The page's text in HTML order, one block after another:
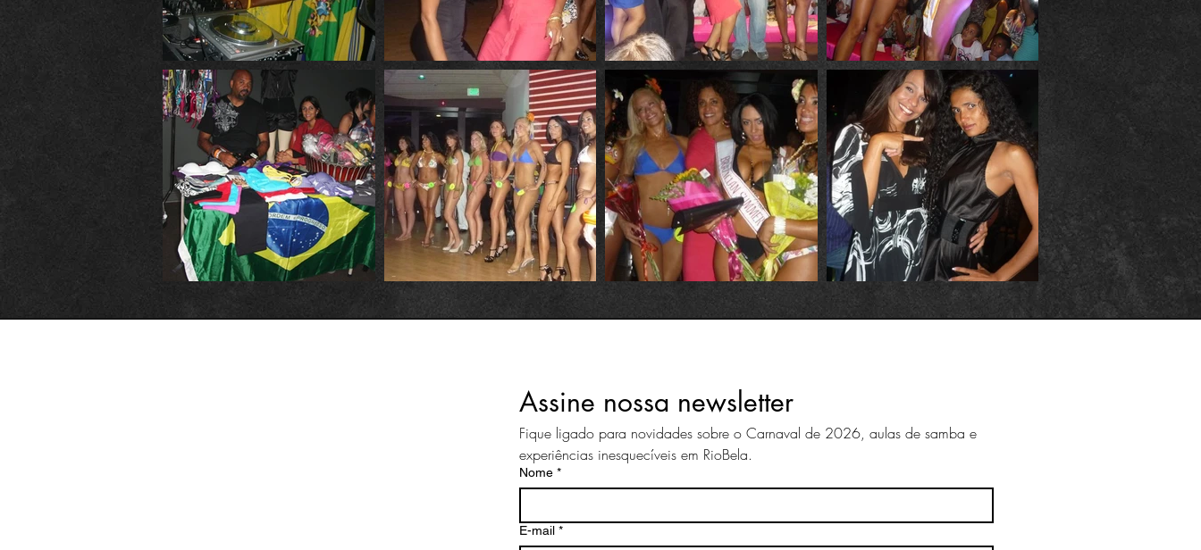
Assine nossa newsletter
Fique ligado para novidades sobre o Carnaval de 2026, aulas de samba e
experiências inesquecíveis em RioBela.
Nome *
E-mail *